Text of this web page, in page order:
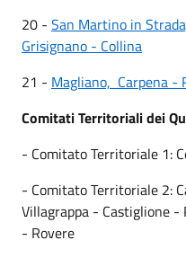
20 - San Martino in
Grisignano - Collina
21 - Magliano, Carpena -
Comitati Territoriali dei
- Comitato Territoriale 1:
- Comitato Territoriale 2:
Villagrappa - Castiglione
- Rovere